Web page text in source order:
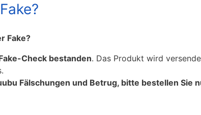
Fake?
Check bestanden. Das Produkt wird
Fälschungen und Betrug, bitte bestellen Sie